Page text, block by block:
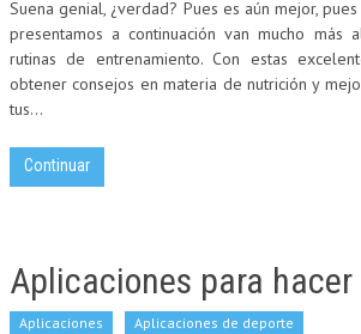
Suena genial, ¿verdad? Pues es aún mejor,
presentamos a continuación van mucho más
rutinas de entrenamiento. Con estas
obtener consejos en materia de nutrición y
tus...
Continuar
Aplicaciones para
Aplicaciones Aplicaciones de deporte